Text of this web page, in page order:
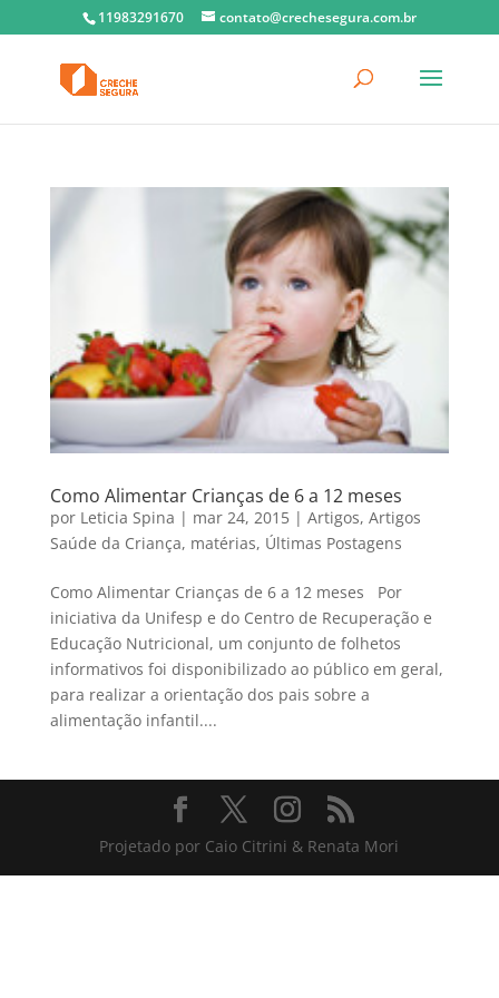
11983291670 contato@crechesegura.com.br
Como Alimentar Crianças de 6 a 12 meses
por Leticia Spina | mar 24, 2015| Artigos, Artigos
Saúde da Criança, matérias, Últimas Postagens
Como Alimentar Crianças de 6 a 12 meses Por
iniciativa da Unifesp e do Centro de Recuperação e
Educação Nutricional, um conjunto de folhetos
informativos foi disponibilizado ao público em geral,
para realizar a orientação dos pais sobre a
alimentação infantil....
Projetado por Caio Citrini & Renata Mori